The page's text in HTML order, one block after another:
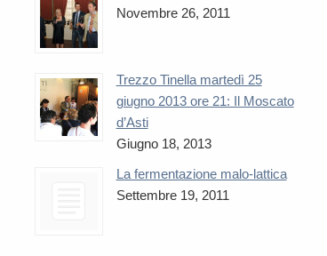
Novembre 26, 2011
Trezzo Tinella martedì 25
giugno 2013 ore 21: Il Moscato
d’Asti
Giugno 18, 2013
La fermentazione malo-lattica
Settembre 19, 2011